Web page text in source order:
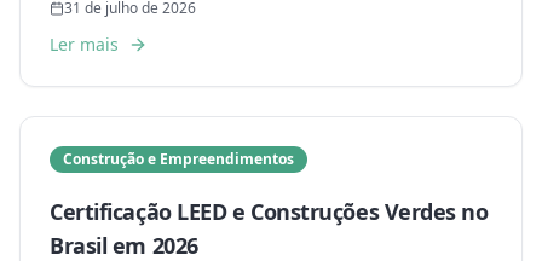
31 de julho de 2026
Ler mais
Construção e Empreendimentos
Certificação LEED e Construções Verdes no
Brasil em 2026